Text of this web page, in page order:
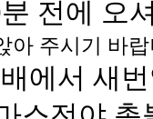
전에 오
아 주시기 바
에서 새